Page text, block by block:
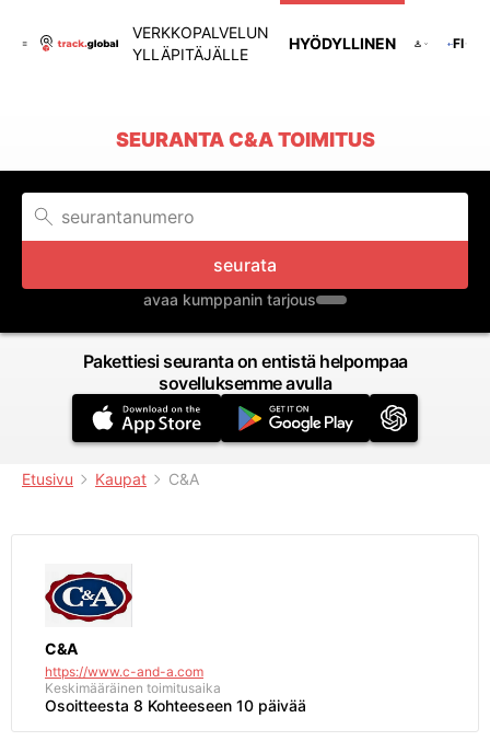
VERKKOPALVELUN
YLLÄPITÄJÄLLE
HYÖDYLLINEN FI
SEURANTA C&A TOIMITUS
seurata
avaa kumppanin tarjous
Pakettiesi seuranta on entistä helpompaa
sovelluksemme avulla
Etusivu Kaupat C&A
C&A
https://www.c-and-a.com
Keskimääräinen toimitusaika
Osoitteesta 8 Kohteeseen 10 päivää